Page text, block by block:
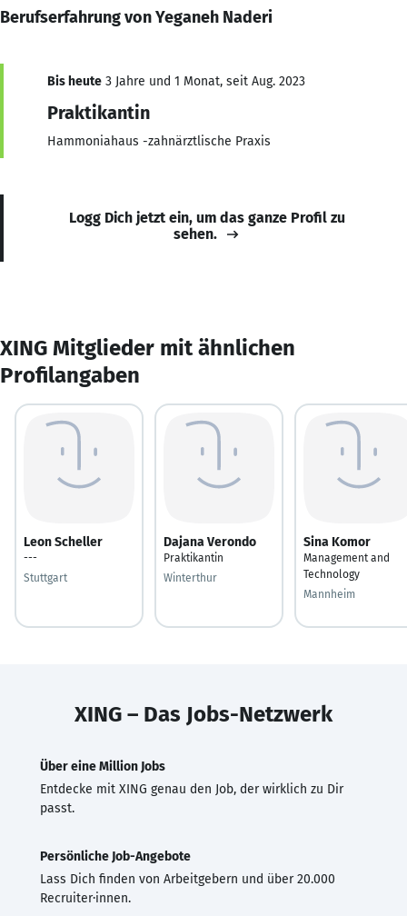
Berufserfahrung von Yeganeh Naderi
Bis heute 3 Jahre und 1 Monat, seit Aug. 2023
Praktikantin
Hammoniahaus -zahnärztlische Praxis
Logg Dich jetzt ein, um das ganze Profil zu
sehen.
XING Mitglieder mit ähnlichen
Profilangaben
Leon Scheller
---
Stuttgart
Dajana Verondo
Praktikantin
Winterthur
Sina Komor
Management and
Technology
Mannheim
XING – Das Jobs-Netzwerk
Über eine Million Jobs
Entdecke mit XING genau den Job, der wirklich zu Dir
passt.
Persönliche Job-Angebote
Lass Dich finden von Arbeitgebern und über 20.000
Recruiter·innen.